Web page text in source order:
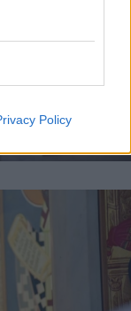
Policy